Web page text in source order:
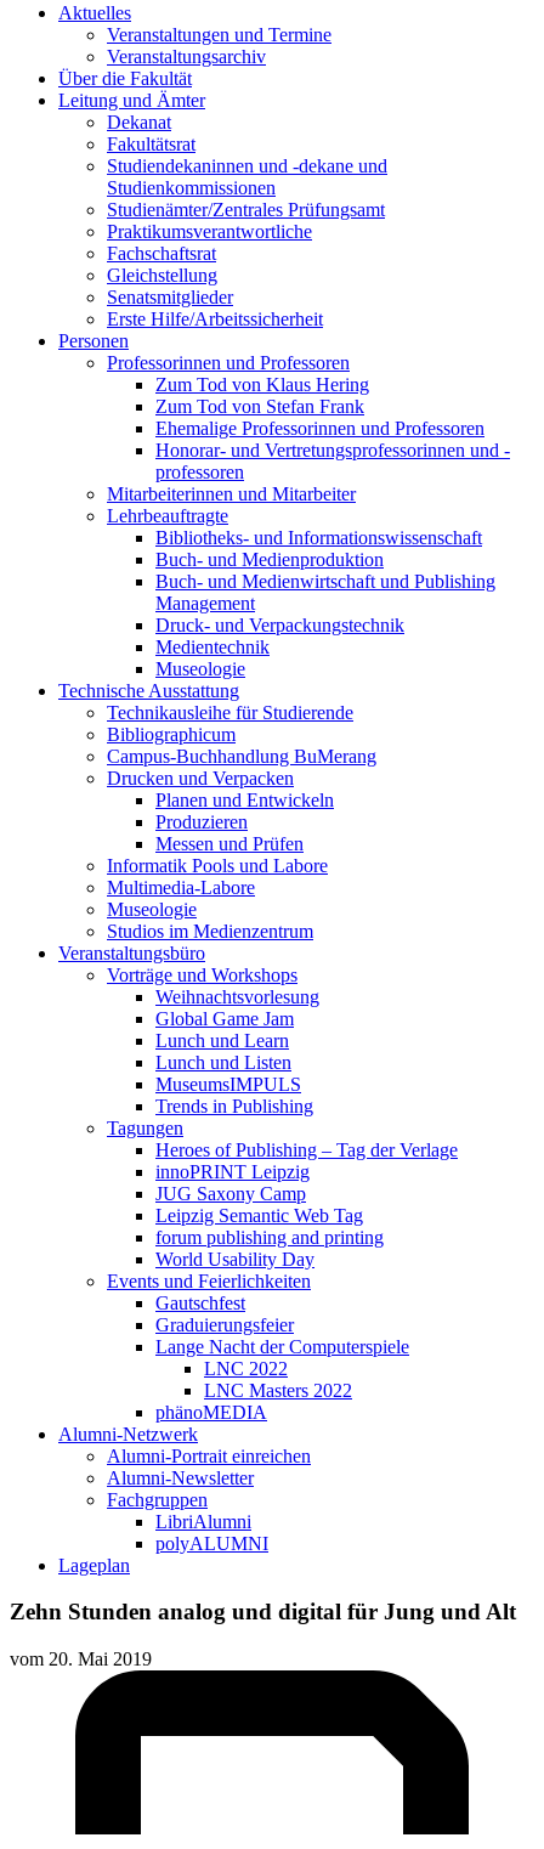
Aktuelles
Veranstaltungen und Termine
Veranstaltungsarchiv
Über die Fakultät
Leitung und Ämter
Dekanat
Fakultätsrat
Studiendekaninnen und -dekane und
Studienkommissionen
Studienämter/Zentrales Prüfungsamt
Praktikumsverantwortliche
Fachschaftsrat
Gleichstellung
Senatsmitglieder
Erste Hilfe/Arbeitssicherheit
Personen
Professorinnen und Professoren
Zum Tod von Klaus Hering
Zum Tod von Stefan Frank
Ehemalige Professorinnen und Professoren
Honorar- und Vertretungsprofessorinnen und -
professoren
Mitarbeiterinnen und Mitarbeiter
Lehrbeauftragte
Bibliotheks- und Informationswissenschaft
Buch- und Medienproduktion
Buch- und Medienwirtschaft und Publishing
Management
Druck- und Verpackungstechnik
Medientechnik
Museologie
Technische Ausstattung
Technikausleihe für Studierende
Bibliographicum
Campus-Buchhandlung BuMerang
Drucken und Verpacken
Planen und Entwickeln
Produzieren
Messen und Prüfen
Informatik Pools und Labore
Multimedia-Labore
Museologie
Studios im Medienzentrum
Veranstaltungsbüro
Vorträge und Workshops
Weihnachtsvorlesung
Global Game Jam
Lunch und Learn
Lunch und Listen
MuseumsIMPULS
Trends in Publishing
Tagungen
Heroes of Publishing – Tag der Verlage
innoPRINT Leipzig
JUG Saxony Camp
Leipzig Semantic Web Tag
forum publishing and printing
World Usability Day
Events und Feierlichkeiten
Gautschfest
Graduierungsfeier
Lange Nacht der Computerspiele
LNC 2022
LNC Masters 2022
phänoMEDIA
Alumni-Netzwerk
Alumni-Portrait einreichen
Alumni-Newsletter
Fachgruppen
LibriAlumni
polyALUMNI
Lageplan
Zehn Stunden analog und digital für Jung und Alt
vom 20. Mai 2019